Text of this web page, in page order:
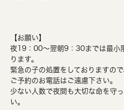
【お願い】
夜19：00～翌朝9：30までは最小
ります。
緊急の子の処置をしておりますので
ご予約のお電話はご遠慮下さい。
少ない人数で夜間も大切な命を守
い。